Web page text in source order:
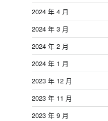
2024 年 4 月
2024 年 3 月
2024 年 2 月
2024 年 1 月
2023 年 12 月
2023 年 11 月
2023 年 9 月